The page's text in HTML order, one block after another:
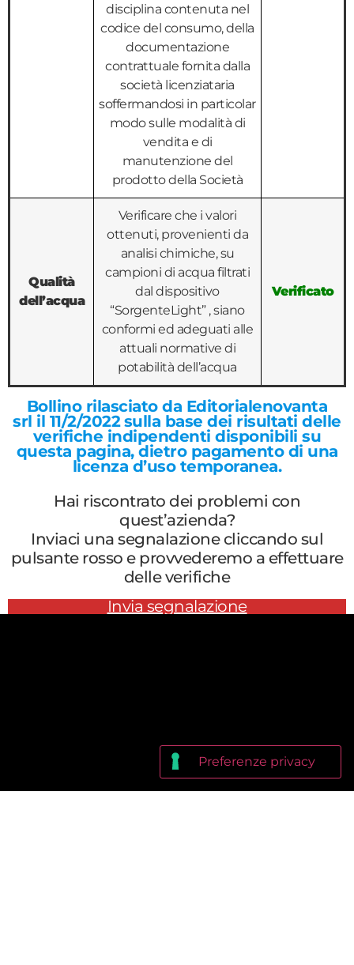
disciplina contenuta nel
codice del consumo, della
documentazione
contrattuale fornita dalla
società licenziataria
soffermandosi in particolar
modo sulle modalità di
vendita e di
manutenzione del
prodotto della Società
Qualità
dell’acqua
Verificare che i valori
ottenuti, provenienti da
analisi chimiche, su
campioni di acqua filtrati
dal dispositivo
“SorgenteLight” , siano
conformi ed adeguati alle
attuali normative di
potabilità dell’acqua
Verificato
Bollino rilasciato da Editorialenovanta
srl il 11/2/2022sulla base dei risultati delle
verifiche indipendenti disponibili su
questa pagina, dietro pagamento di una
licenza d’uso temporanea.
Hai riscontrato dei problemi con
quest’azienda?
Inviaci una segnalazione cliccando sul
pulsante rosso e provvederemo a effettuare
delle verifiche
Invia segnalazione